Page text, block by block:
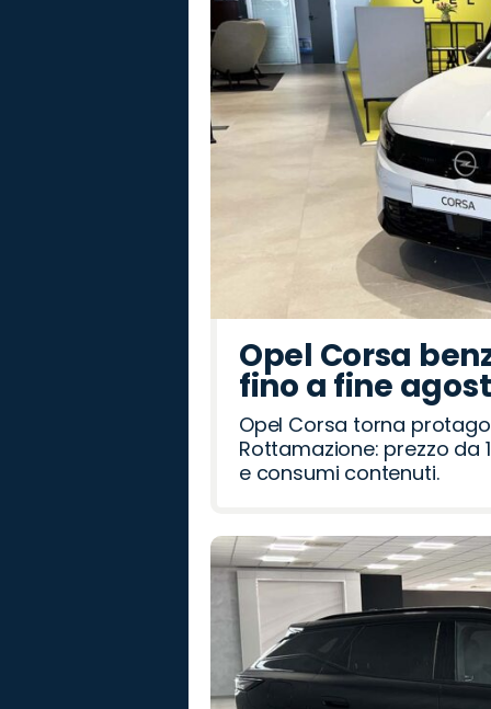
Rover
Romeo
Opel Corsa
fino a fine
Opel Corsa torna
Rottamazione: prezzo da
e consumi contenuti.